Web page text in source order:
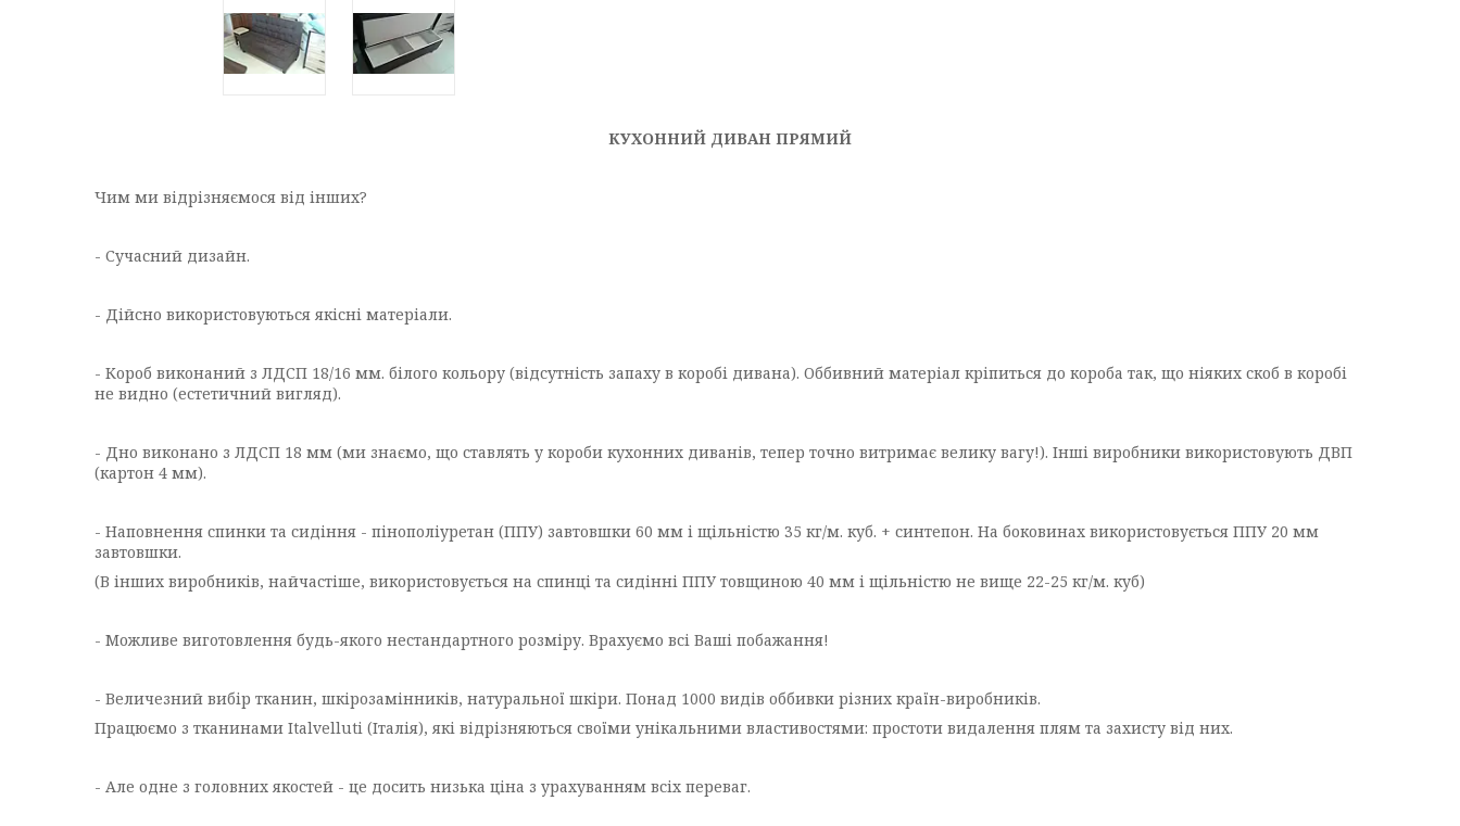
КУХОННИЙ ДИВАН ПРЯМИЙ
Чим ми відрізняємося від інших?
- Сучасний дизайн.
- Дійсно використовуються якісні матеріали.
- Короб виконаний з ЛДСП 18/16 мм. білого кольору (відсутність запаху в коробі дивана). Оббивний матеріал кріпиться до короба так, що ніяких скоб в коробі
не видно (естетичний вигляд).
- Дно виконано з ЛДСП 18 мм (ми знаємо, що ставлять у короби кухонних диванів, тепер точно витримає велику вагу!). Інші виробники використовують ДВП
(картон 4 мм).
- Наповнення спинки та сидіння - пінополіуретан (ППУ) завтовшки 60 мм і щільністю 35 кг/м. куб. + синтепон. На боковинах використовується ППУ 20 мм
завтовшки.
(В інших виробників, найчастіше, використовується на спинці та сидінні ППУ товщиною 40 мм і щільністю не вище 22-25 кг/м. куб)
- Можливе виготовлення будь-якого нестандартного розміру. Врахуємо всі Ваші побажання!
- Величезний вибір тканин, шкірозамінників, натуральної шкіри. Понад 1000 видів оббивки різних країн-виробників.
Працюємо з тканинами Italvelluti (Італія), які відрізняються своїми унікальними властивостями: простоти видалення плям та захисту від них.
- Але одне з головних якостей - це досить низька ціна з урахуванням всіх переваг.